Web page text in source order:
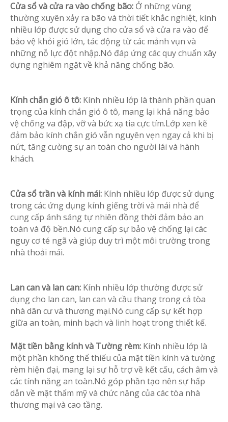
Cửa sổ và cửa ra vào chống bão: Ở những vùng
thường xuyên xảy ra bão và thời tiết khắc nghiệt, kính
nhiều lớp được sử dụng cho cửa sổ và cửa ra vào để
bảo vệ khỏi gió lớn, tác động từ các mảnh vụn và
những nỗ lực đột nhập.Nó đáp ứng các quy chuẩn xây
dựng nghiêm ngặt về khả năng chống bão.
Kính chắn gió ô tô: Kính nhiều lớp là thành phần quan
trọng của kính chắn gió ô tô, mang lại khả năng bảo
vệ chống va đập, vỡ và bức xạ tia cực tím.Lớp xen kẽ
đảm bảo kính chắn gió vẫn nguyên vẹn ngay cả khi bị
nứt, tăng cường sự an toàn cho người lái và hành
khách.
Cửa sổ trần và kính mái: Kính nhiều lớp được sử dụng
trong các ứng dụng kính giếng trời và mái nhà để
cung cấp ánh sáng tự nhiên đồng thời đảm bảo an
toàn và độ bền.Nó cung cấp sự bảo vệ chống lại các
nguy cơ té ngã và giúp duy trì một môi trường trong
nhà thoải mái.
Lan can và lan can: Kính nhiều lớp thường được sử
dụng cho lan can, lan can và cầu thang trong cả tòa
nhà dân cư và thương mại.Nó cung cấp sự kết hợp
giữa an toàn, minh bạch và linh hoạt trong thiết kế.
Mặt tiền bằng kính và Tường rèm: Kính nhiều lớp là
một phần không thể thiếu của mặt tiền kính và tường
rèm hiện đại, mang lại sự hỗ trợ về kết cấu, cách âm và
các tính năng an toàn.Nó góp phần tạo nên sự hấp
dẫn về mặt thẩm mỹ và chức năng của các tòa nhà
thương mại và cao tầng.